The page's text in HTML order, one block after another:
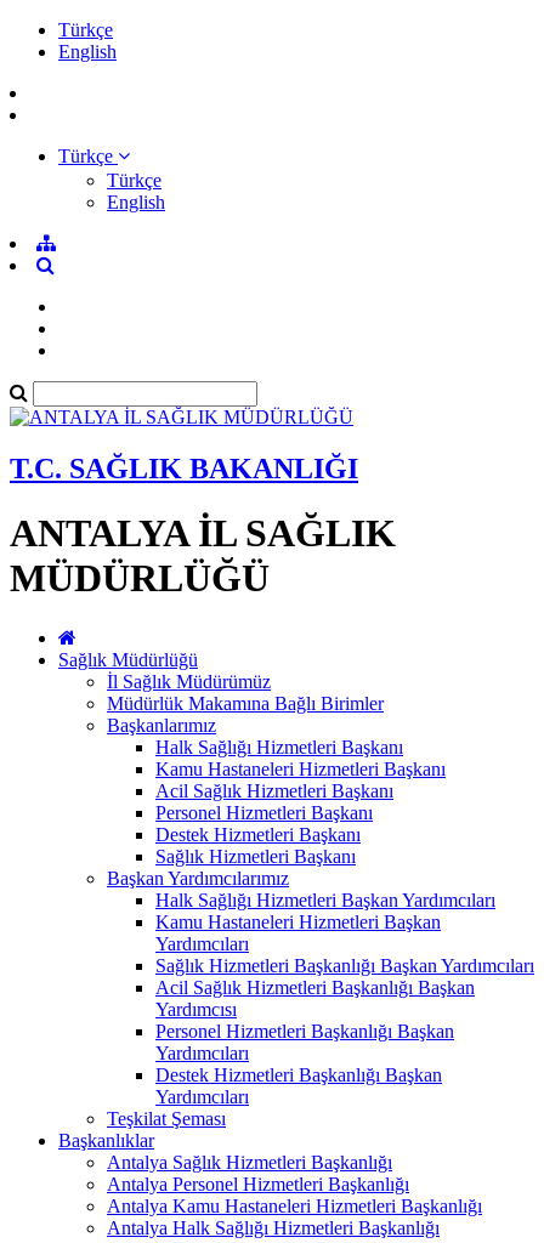
Türkçe
English
Türkçe
Türkçe
English
T.C. SAĞLIK BAKANLIĞI
ANTALYA İL SAĞLIK
MÜDÜRLÜĞÜ
Sağlık Müdürlüğü
İl Sağlık Müdürümüz
Müdürlük Makamına Bağlı Birimler
Başkanlarımız
Halk Sağlığı Hizmetleri Başkanı
Kamu Hastaneleri Hizmetleri Başkanı
Acil Sağlık Hizmetleri Başkanı
Personel Hizmetleri Başkanı
Destek Hizmetleri Başkanı
Sağlık Hizmetleri Başkanı
Başkan Yardımcılarımız
Halk Sağlığı Hizmetleri Başkan Yardımcıları
Kamu Hastaneleri Hizmetleri Başkan
Yardımcıları
Sağlık Hizmetleri Başkanlığı Başkan Yardımcıları
Acil Sağlık Hizmetleri Başkanlığı Başkan
Yardımcısı
Personel Hizmetleri Başkanlığı Başkan
Yardımcıları
Destek Hizmetleri Başkanlığı Başkan
Yardımcıları
Teşkilat Şeması
Başkanlıklar
Antalya Sağlık Hizmetleri Başkanlığı
Antalya Personel Hizmetleri Başkanlığı
Antalya Kamu Hastaneleri Hizmetleri Başkanlığı
Antalya Halk Sağlığı Hizmetleri Başkanlığı